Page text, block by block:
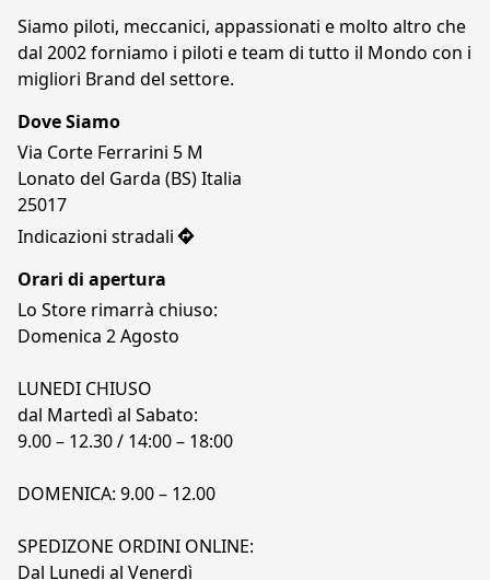
Siamo piloti, meccanici, appassionati e molto altro che
dal 2002 forniamo i piloti e team di tutto il Mondo con i
migliori Brand del settore.
Dove Siamo
Via Corte Ferrarini 5 M
Lonato del Garda (BS) Italia
25017
Indicazioni stradali
Orari di apertura
Lo Store rimarrà chiuso:
Domenica 2 Agosto
LUNEDI CHIUSO
dal Martedì al Sabato:
9.00 – 12.30 / 14:00 – 18:00
DOMENICA: 9.00 – 12.00
SPEDIZONE ORDINI ONLINE: